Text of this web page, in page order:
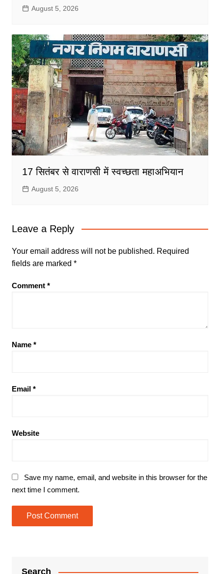
August 5, 2026
17 सितंबर से वाराणसी में स्वच्छता महाअभियान
August 5, 2026
Leave a Reply
Your email address will not be published. Required
fields are marked *
Comment *
Name *
Email *
Website
Save my name, email, and website in this browser for the
next time I comment.
Search